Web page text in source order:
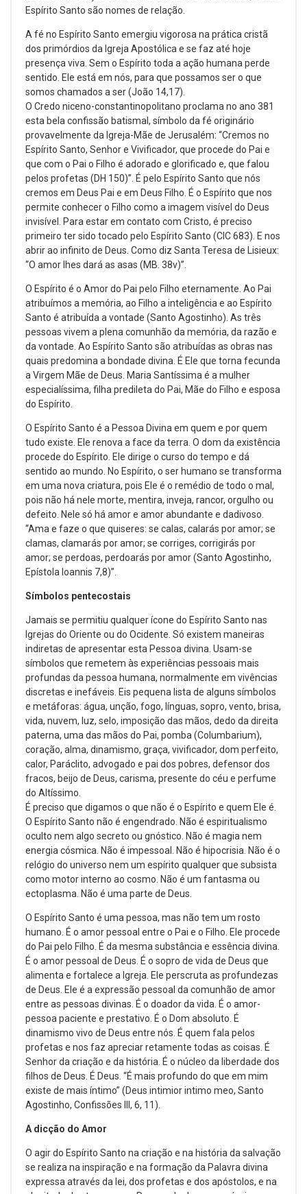
Espírito Santo são nomes de relação.
A fé no Espírito Santo emergiu vigorosa na prática cristã
dos primórdios da Igreja Apostólica e se faz até hoje
presença viva. Sem o Espírito toda a ação humana perde
sentido. Ele está em nós, para que possamos ser o que
somos chamados a ser (João 14,17).
O Credo niceno-constantinopolitano proclama no ano 381
esta bela confissão batismal, símbolo da fé originário
provavelmente da Igreja-Mãe de Jerusalém: “Cremos no
Espírito Santo, Senhor e Vivificador, que procede do Pai e
que com o Pai o Filho é adorado e glorificado e, que falou
pelos profetas (DH 150)”. É pelo Espírito Santo que nós
cremos em Deus Pai e em Deus Filho. É o Espírito que nos
permite conhecer o Filho como a imagem visível do Deus
invisível. Para estar em contato com Cristo, é preciso
primeiro ter sido tocado pelo Espírito Santo (CIC 683). E nos
abrir ao infinito de Deus. Como diz Santa Teresa de Lisieux:
“O amor lhes dará as asas (MB. 38v)”.
O Espírito é o Amor do Pai pelo Filho eternamente. Ao Pai
atribuímos a memória, ao Filho a inteligência e ao Espírito
Santo é atribuída a vontade (Santo Agostinho). As três
pessoas vivem a plena comunhão da memória, da razão e
da vontade. Ao Espírito Santo são atribuídas as obras nas
quais predomina a bondade divina. É Ele que torna fecunda
a Virgem Mãe de Deus. Maria Santíssima é a mulher
especialíssima, filha predileta do Pai, Mãe do Filho e esposa
do Espírito.
O Espírito Santo é a Pessoa Divina em quem e por quem
tudo existe. Ele renova a face da terra. O dom da existência
procede do Espírito. Ele dirige o curso do tempo e dá
sentido ao mundo. No Espírito, o ser humano se transforma
em uma nova criatura, pois Ele é o remédio de todo o mal,
pois não há nele morte, mentira, inveja, rancor, orgulho ou
defeito. Nele só há amor e amor abundante e dadivoso.
“Ama e faze o que quiseres: se calas, calarás por amor; se
clamas, clamarás por amor; se corriges, corrigirás por
amor; se perdoas, perdoarás por amor (Santo Agostinho,
Epístola Ioannis 7,8)”.
Símbolos pentecostais
Jamais se permitiu qualquer ícone do Espírito Santo nas
Igrejas do Oriente ou do Ocidente. Só existem maneiras
indiretas de apresentar esta Pessoa divina. Usam-se
símbolos que remetem às experiências pessoais mais
profundas da pessoa humana, normalmente em vivências
discretas e inefáveis. Eis pequena lista de alguns símbolos
e metáforas: água, unção, fogo, línguas, sopro, vento, brisa,
vida, nuvem, luz, selo, imposição das mãos, dedo da direita
paterna, uma das mãos do Pai, pomba (Columbarium),
coração, alma, dinamismo, graça, vivificador, dom perfeito,
calor, Paráclito, advogado e pai dos pobres, defensor dos
fracos, beijo de Deus, carisma, presente do céu e perfume
do Altíssimo.
É preciso que digamos o que não é o Espírito e quem Ele é.
O Espírito Santo não é engendrado. Não é espiritualismo
oculto nem algo secreto ou gnóstico. Não é magia nem
energia cósmica. Não é impessoal. Não é hipocrisia. Não é o
relógio do universo nem um espírito qualquer que subsista
como motor interno ao cosmo. Não é um fantasma ou
ectoplasma. Não é uma parte de Deus.
O Espírito Santo é uma pessoa, mas não tem um rosto
humano. É o amor pessoal entre o Pai e o Filho. Ele procede
do Pai pelo Filho. É da mesma substância e essência divina.
É o amor pessoal de Deus. É o sopro de vida de Deus que
alimenta e fortalece a Igreja. Ele perscruta as profundezas
de Deus. Ele é a expressão pessoal da comunhão de amor
entre as pessoas divinas. É o doador da vida. É o amor-
pessoa paciente e prestativo. É o Dom absoluto. É
dinamismo vivo de Deus entre nós. É quem fala pelos
profetas e nos faz apreciar retamente todas as coisas. É
Senhor da criação e da história. É o núcleo da liberdade dos
filhos de Deus. É Deus. “É mais profundo do que em mim
existe de mais íntimo” (Deus intimior intimo meo, Santo
Agostinho, Confissões III, 6, 11).
A dicção do Amor
O agir do Espírito Santo na criação e na história da salvação
se realiza na inspiração e na formação da Palavra divina
expressa através da lei, dos profetas e dos apóstolos, e na